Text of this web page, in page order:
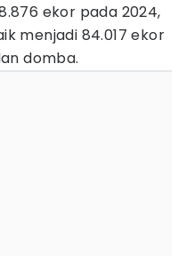
ekor pada 2024,
menjadi 84.017 ekor
domba.